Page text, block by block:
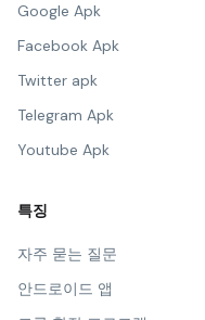
Google Apk
Facebook Apk
Twitter apk
Telegram Apk
Youtube Apk
특징
자주 묻는 질문
안드로이드 앱